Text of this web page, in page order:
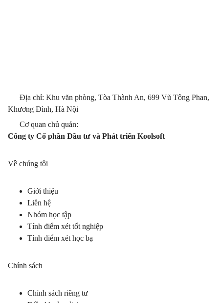
Địa chỉ: Khu văn phòng, Tòa Thành An, 699 Vũ Tông Phan,
Khương Đình, Hà Nội
Cơ quan chủ quản:
Công ty Cổ phần Đầu tư và Phát triển Koolsoft
Về chúng tôi
Giới thiệu
Liên hệ
Nhóm học tập
Tính điểm xét tốt nghiệp
Tính điểm xét học bạ
Chính sách
Chính sách riêng tư